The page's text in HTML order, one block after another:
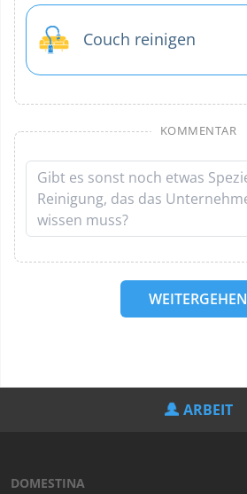
Couch reinigen
KOMMENTAR
WEITERGEHEN
ARBEIT
DOMESTINA